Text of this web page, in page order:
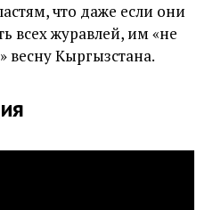
что даже если они
всех журавлей, им «не
весну Кыргызстана.